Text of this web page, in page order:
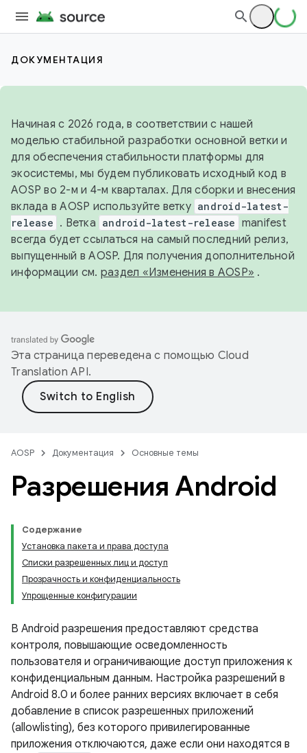
ДОКУМЕНТАЦИЯ
Начиная с 2026 года, в соответствии с нашей
моделью стабильной разработки основной ветки и
для обеспечения стабильности платформы для
экосистемы, мы будем публиковать исходный код в
AOSP во 2-м и 4-м кварталах. Для сборки и внесения
вклада в AOSP используйте ветку android-latest-
release . Ветка android-latest-release manifest
всегда будет ссылаться на самый последний релиз,
выпущенный в AOSP. Для получения дополнительной
информации см. раздел «Изменения в AOSP» .
Эта страница переведена с помощью Cloud
Translation API.
AOSP Документация Основные темы
Разрешения Android
Содержание
Установка пакета и права доступа
Списки разрешенных лиц и доступ
Прозрачность и конфиденциальность
Упрощенные конфигурации
В Android разрешения предоставляют средства
контроля, повышающие осведомленность
пользователя и ограничивающие доступ приложения к
конфиденциальным данным. Настройка разрешений в
Android 8.0 и более ранних версиях включает в себя
добавление в список разрешенных приложений
(allowlisting), без которого привилегированные
приложения отключаются, даже если они находятся в